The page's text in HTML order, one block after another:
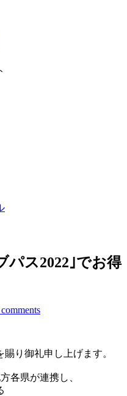
パス2022｣でお得
り御礼申し上げます。
各県が連携し、